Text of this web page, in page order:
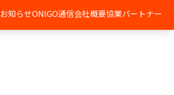
お知らせONIGO通信会社概要協業パートナー